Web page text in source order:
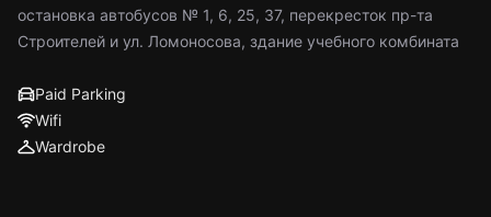
остановка автобусов № 1, 6, 25, 37, перекресток пр-та
Строителей и ул. Ломоносова, здание учебного комбината
Paid Parking
Wifi
Wardrobe